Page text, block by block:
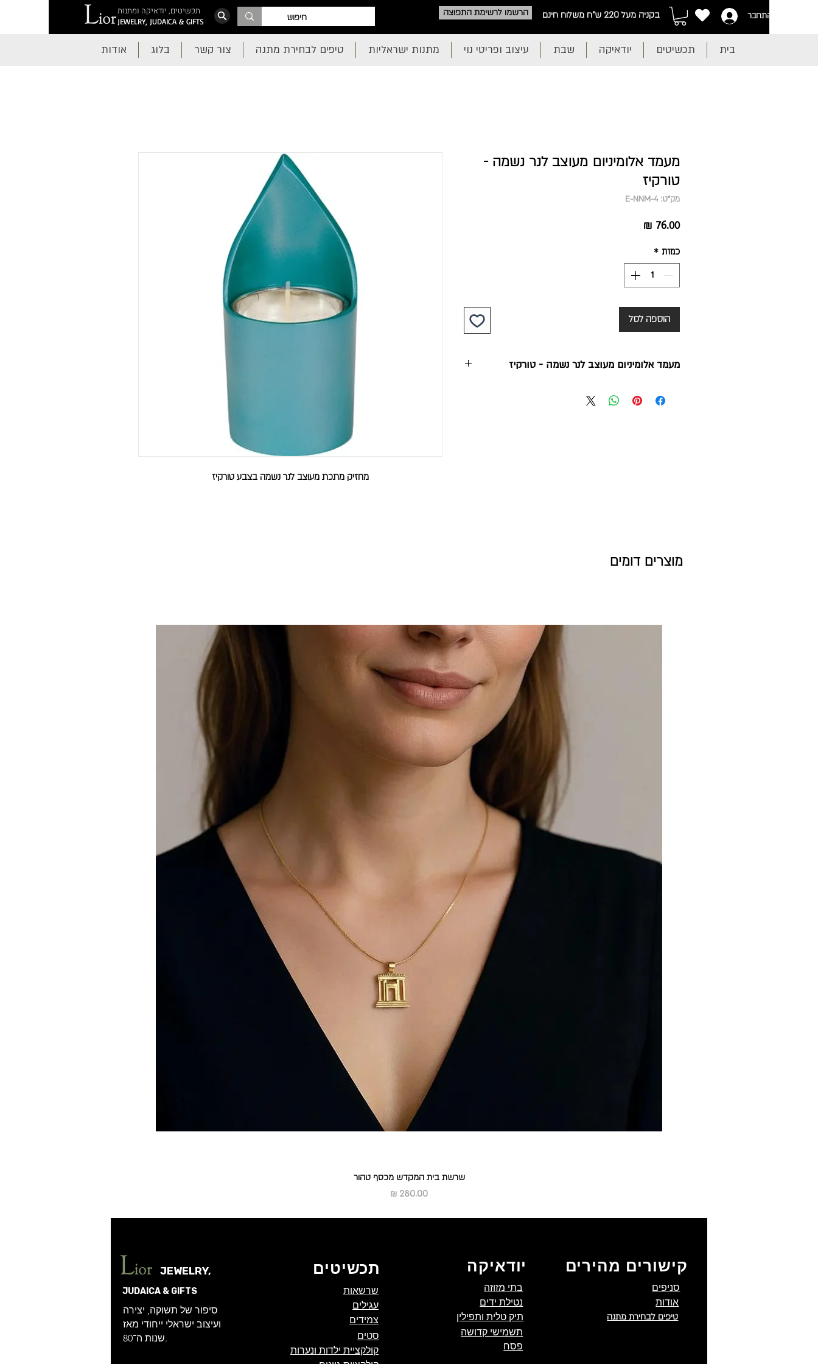
תכשיטים, יודאיקה ומתנות
JEWELRY, JUDAICA & GIFTS
הרשמו לרשימת התפוצה בקניה מעל 220 ש"ח משלוח חינם התחבר
בית תכשיטים יודאיקה שבת עיצוב ופריטי נוי מתנות ישראליות טיפים לבחירת מתנה צור קשר בלוג אודות
מחזיק מתכת מעוצב לנר נשמה בצבע טורקיז
מעמד אלומיניום מעוצב לנר נשמה -
טורקיז
מק"ט: E-NNM-4
כמות *
הוספה לסל
מעמד אלומיניום מעוצב לנר נשמה - טורקיז
מוצרים דומים
שרשת בית המקדש מכסף טהור
מחיר
JEWELRY,
JUDAICA & GIFTS
סיפור של תשוקה, יצירה
ועיצוב ישראלי ייחודי מאז
שנות ה־80.
תכשיטים
שרשאות
עגילים
צמידים
סטים
קולקציית ילדות ונערות
יודאיקה
בתי מזוזה
נטילת ידים
תיק טלית ותפילין
תשמישי קדושה
פסח
קישורים מהירים
סניפים
אודות
טיפים לבחירת מתנה